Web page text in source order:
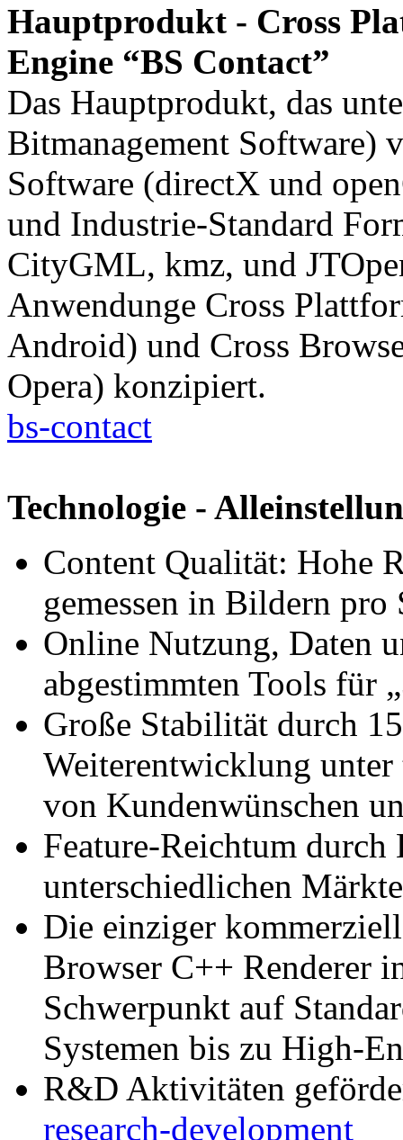
Hauptprodukt - Cross
Engine “BS Contact”
Das Hauptprodukt, das
Bitmanagement Software)
Software (directX und
und Industrie-Standard
CityGML, kmz, und
Anwendunge Cross
Android) und Cross
Opera) konzipiert.
bs-contact
Technologie -
Content Qualität: Hohe
gemessen in Bildern pro
Online Nutzung, Daten
abgestimmten Tools für
Große Stabilität durch
Weiterentwicklung
von Kundenwünschen
Feature-Reichtum
unterschiedlichen
Die einziger
Browser C++ Renderer
Schwerpunkt auf
Systemen bis zu High-
R&D Aktivitäten
research-development